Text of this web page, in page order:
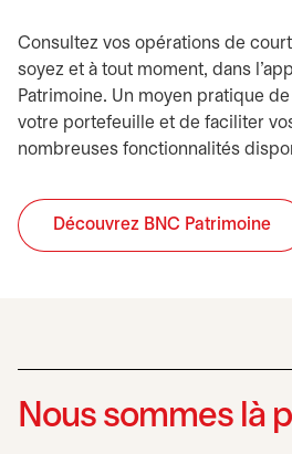
Consultez vos opérations de
soyez et à tout moment, dans
Patrimoine. Un moyen pratique
votre portefeuille et de faciliter
nombreuses fonctionnalités
Découvrez BNC Patrimoine
Nous sommes là